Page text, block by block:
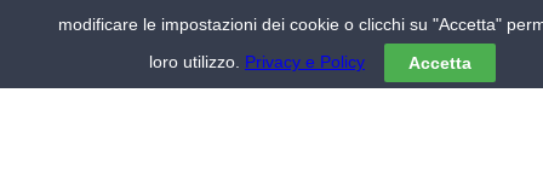
Hotel centro Roma
modificare le impostazioni dei cookie o clicchi su "Accetta"
loro utilizzo. Privacy e Policy Accetta